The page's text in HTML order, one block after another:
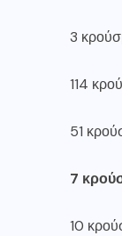
3
114
51
7
10